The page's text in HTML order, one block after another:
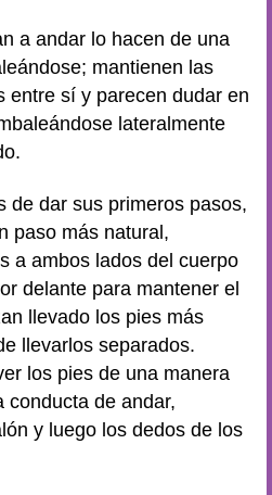
a andar lo hacen de una
mantienen las
entre sí y parecen dudar en
lateralmente
de dar sus primeros pasos,
paso más natural,
a ambos lados del cuerpo
delante para mantener el
llevado los pies más
llevarlos separados.
los pies de una manera
conducta de andar,
y luego los dedos de los